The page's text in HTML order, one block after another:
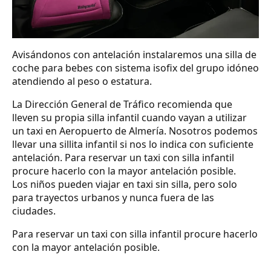
Avisándonos con antelación instalaremos una silla de
coche para bebes con sistema isofix del grupo idóneo
atendiendo al peso o estatura.
La Dirección General de Tráfico recomienda que
lleven su propia silla infantil cuando vayan a utilizar
un taxi en Aeropuerto de Almería. Nosotros podemos
llevar una sillita infantil si nos lo indica con suficiente
antelación. Para reservar un taxi con silla infantil
procure hacerlo con la mayor antelación posible.
Los niños pueden viajar en taxi sin silla, pero solo
para trayectos urbanos y nunca fuera de las
ciudades.
Para reservar un taxi con silla infantil procure hacerlo
con la mayor antelación posible.